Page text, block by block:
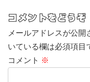
コメントをどうぞ
メールアドレスが公開
いている欄は必須項目
コメント ※